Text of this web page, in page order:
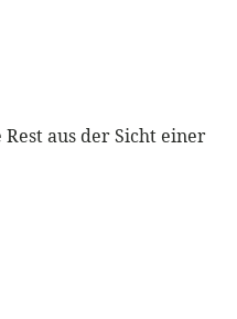
aus der Sicht einer